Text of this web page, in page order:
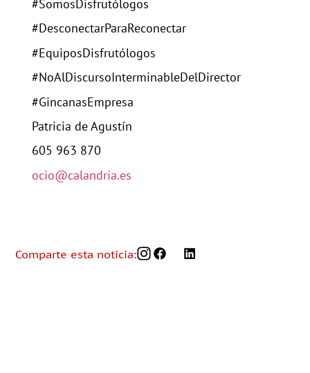
#SomosDisfrutólogos
#DesconectarParaReconectar
#EquiposDisfrutólogos
#NoAlDiscursoInterminableDelDirector
#GincanasEmpresa
Patricia de Agustín
605 963 870
ocio@calandria.es
Comparte esta noticia: